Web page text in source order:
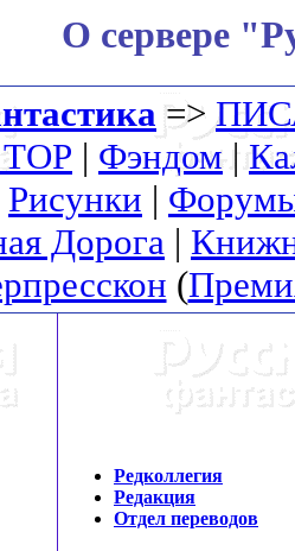
О сервере
=>
| Фэндом |
Рисунки |
Дорога |
(
Редколлегия
Редакция
Отдел переводов